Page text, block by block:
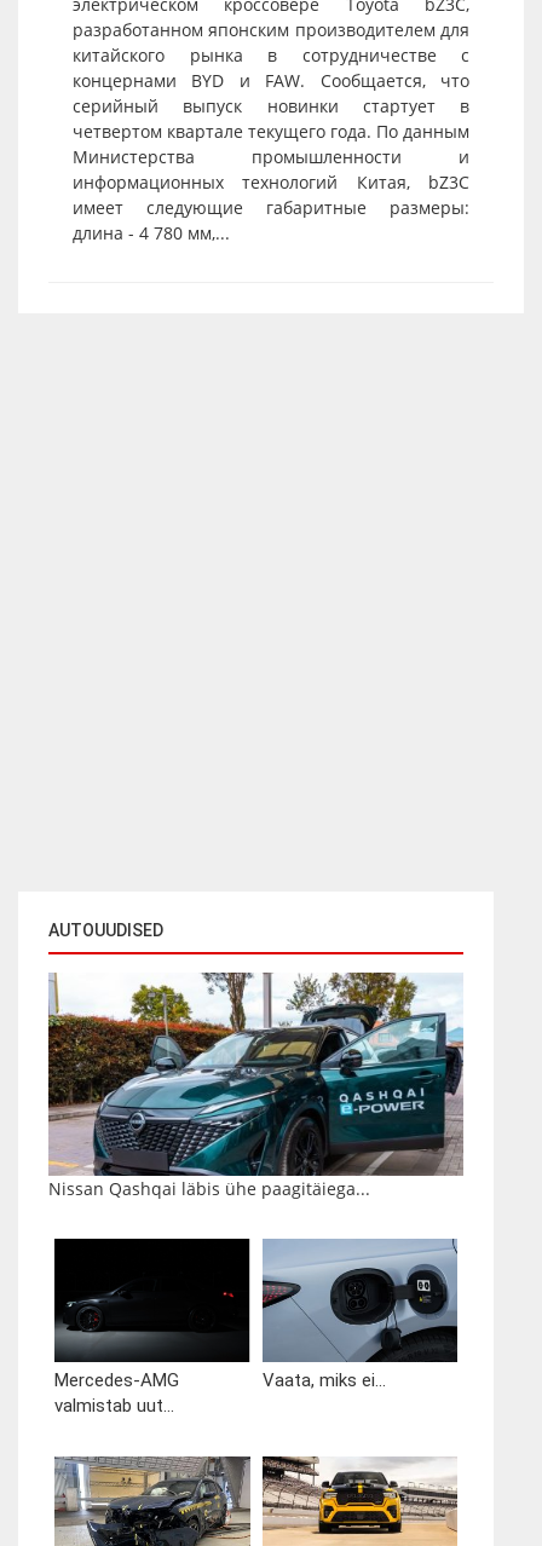
AUTOUUDISED
Nissan Qashqai läbis ühe paagitäiega...
Mercedes-AMG
valmistab uut...
Vaata, miks ei...
электрическом кроссовере Toyota bZ3C,
разработанном японским производителем для
китайского рынка в сотрудничестве с
концернами BYD и FAW. Сообщается, что
серийный выпуск новинки стартует в
четвертом квартале текущего года. По данным
Министерства промышленности и
информационных технологий Китая, bZ3C
имеет следующие габаритные размеры:
длина - 4 780 мм,...